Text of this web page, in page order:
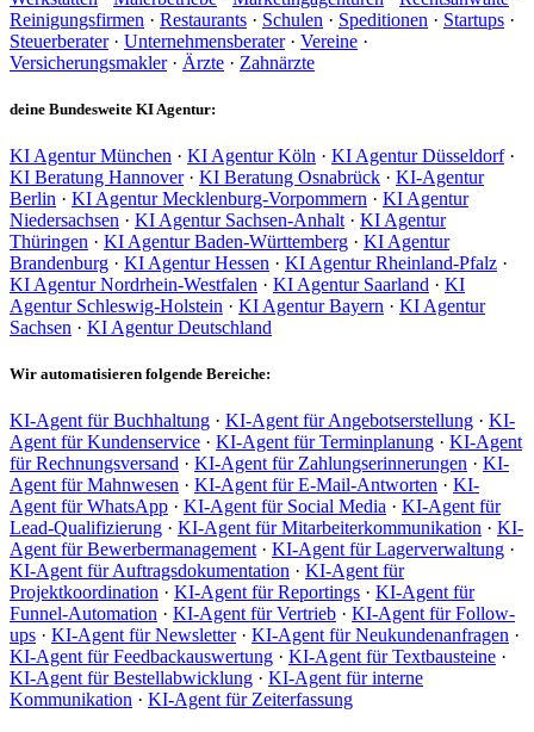
Reinigungsfirmen · Restaurants · Schulen · Speditionen · Startups ·
Steuerberater· Unternehmensberater· Vereine ·
Versicherungsmakler· Ärzte · Zahnärzte
deine Bundesweite KI Agentur:
KI Agentur München · KI Agentur Köln · KI Agentur Düsseldorf·
KI Beratung Hannover· KI Beratung Osnabrück · KI-Agentur
Berlin · KI Agentur Mecklenburg-Vorpommern · KI Agentur
Niedersachsen · KI Agentur Sachsen-Anhalt · KI Agentur
Thüringen · KI Agentur Baden-Württemberg · KI Agentur
Brandenburg · KI Agentur Hessen · KI Agentur Rheinland-Pfalz ·
KI Agentur Nordrhein-Westfalen · KI Agentur Saarland · KI
Agentur Schleswig-Holstein · KI Agentur Bayern · KI Agentur
Sachsen · KI Agentur Deutschland
Wir automatisieren folgende Bereiche:
KI-Agent für Buchhaltung · KI-Agent für Angebotserstellung · KI-
Agent für Kundenservice · KI-Agent für Terminplanung · KI-Agent
für Rechnungsversand · KI-Agent für Zahlungserinnerungen · KI-
Agent für Mahnwesen · KI-Agent für E-Mail-Antworten · KI-
Agent für WhatsApp · KI-Agent für Social Media · KI-Agent für
Lead-Qualifizierung · KI-Agent für Mitarbeiterkommunikation · KI-
Agent für Bewerbermanagement · KI-Agent für Lagerverwaltung ·
KI-Agent für Auftragsdokumentation · KI-Agent für
Projektkoordination · KI-Agent für Reportings · KI-Agent für
Funnel-Automation · KI-Agent für Vertrieb · KI-Agent für Follow-
ups · KI-Agent für Newsletter· KI-Agent für Neukundenanfragen ·
KI-Agent für Feedbackauswertung · KI-Agent für Textbausteine ·
KI-Agent für Bestellabwicklung · KI-Agent für interne
Kommunikation · KI-Agent für Zeiterfassung